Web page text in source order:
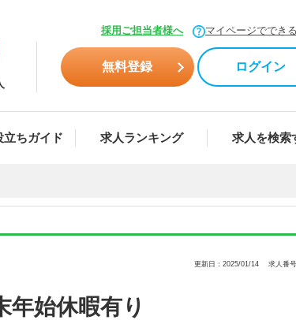
採用ご担当者様へ マイページででき
無料登録 ログイン
立ちガイド 求人ランキング 求人を検索
更新日：2025/01/14 求人番
年始休暇有り